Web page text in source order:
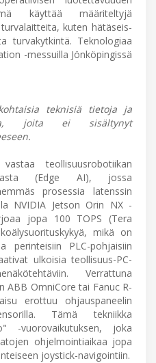
käyttää määriteltyjä
kuten hätäseis-
turvakytkintä. Teknologiaa
-messuilla Jönköpingissä
​​teknisiä tietoja ja
joita ei sisältynyt
teollisuusrobotiikan
(Edge AI), jossa
prosessia latenssin
NVIDIA Jetson Orin NX -
jopa 100 TOPS (Tera
mikä on
perinteisiin PLC-pohjaisiin
ulkoisia teollisuus-PC-
Verrattuna
ABB OmniCore tai Fanuc R-
erottuu ohjauspaneelin
Tämä tekniikka
-vuorovaikutuksen, joka
ohjelmointiaikaa jopa
joystick-navigointiin.